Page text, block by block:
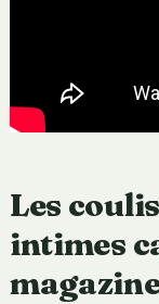
Les
intimes